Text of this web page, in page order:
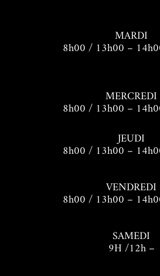
MARDI
8h00 / 13h00 –
MERCREDI
8h00 / 13h00 –
JEUDI
8h00 / 13h00 –
VENDREDI
8h00 / 13h00 –
SAMEDI
9H /12h –